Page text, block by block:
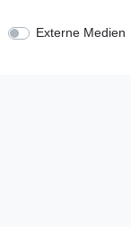
Externe Medien